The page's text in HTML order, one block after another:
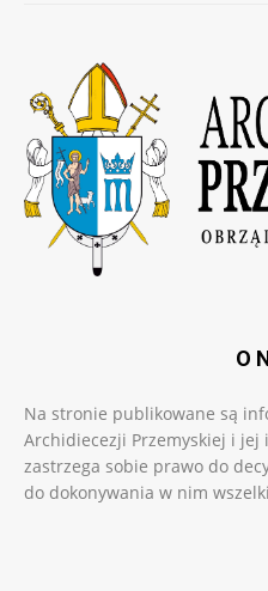
O
Na stronie publikowane są
Archidiecezji Przemyskiej i
zastrzega sobie prawo do
do dokonywania w nim